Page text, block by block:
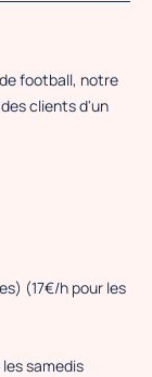
football, notre
clients d'un
(17€/h pour les
samedis